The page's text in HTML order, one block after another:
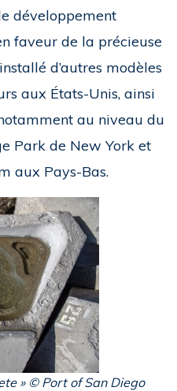
développement
faveur de la précieuse
d’autres modèles
aux États-Unis, ainsi
au niveau du
Park de New York et
aux Pays-Bas.
» © Port of San Diego